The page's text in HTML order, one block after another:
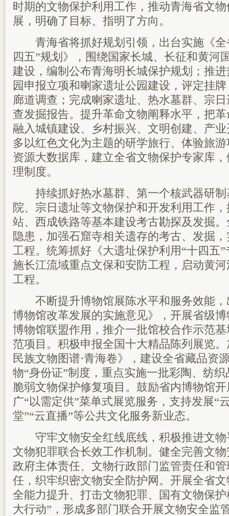
时期的文物保护利用工作，推动青海省文
展，明确了目标、指明了方向。
青海省将抓好规划引领，出台实施《全
四五”规划》，围绕国家长城、长征和黄河
建设，编制公布青海明长城保护规划；推
园申报立项和喇家遗址公园建设，评定挂
廊道调查；完成喇家遗址、热水墓群、宗
查发掘报告。提升革命文物阐释水平，把
融入城镇建设、乡村振兴、文明创建、产
多以红色文化为主题的研学旅行、体验旅
资源大数据库，建立全省文物保护专家库
理制度。
持续抓好热水墓群、第一个核武器研制
院、宗日遗址等文物保护和开发利用工作
站、西成铁路等基本建设考古勘探及发掘
隐患，加强石窟寺相关遗存的考古、发掘
工程。统筹抓好《大遗址保护利用“十四五
施长江流域重点文保和安防工程，启动黄
工程。
不断提升博物馆展陈水平和服务效能，
博物馆改革发展的实施意见》，开展省级
博物馆联盟作用，推介一批馆校合作示范
范项目。积极申报全国十大精品陈列展览
民族文物图谱·青海卷》，建设全省藏品资
物“身份证”制度，重点实施一批彩陶、纺
脆弱文物保护修复项目。鼓励省内博物馆
广“以需定供”菜单式展览服务，支持发展“
堂”“云直播”等公共文化服务新业态。
守牢文物安全红线底线，积极推进文物
文物犯罪联合长效工作机制。健全完善文
政府主体责任、文物行政部门监管责任和
任，织牢织密文物安全防护网。开展全省
全能力提升、打击文物犯罪、国有文物保
大行动”，形成多部门联合开展文物安全监